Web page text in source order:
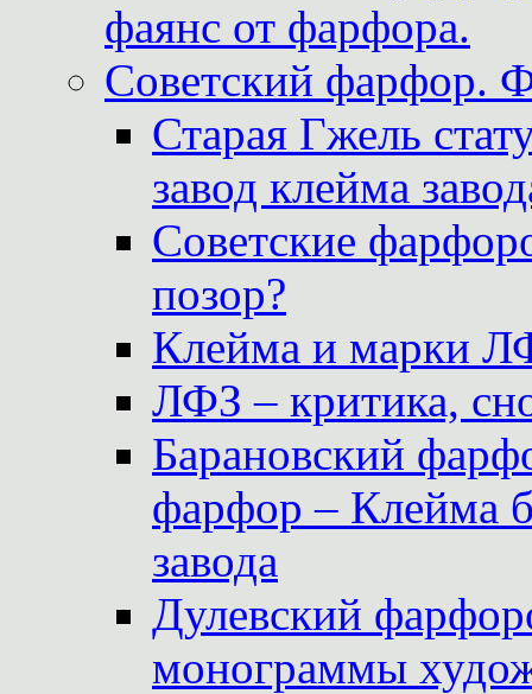
фаянс от фарфора.
Советский фарфор.
Старая Гжель
завод клейма
Советские
позор?
Клейма и марки
ЛФЗ – критика,
Барановский
фарфор – Клейма
завода
Дулевский
монограммы